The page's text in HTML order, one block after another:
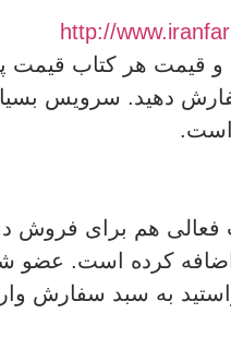
http://
و قیمت هر کتاب
سفارش دهید. سرویس
است.
هم برای فروش
کرده است. عضو
به سبد سفارش